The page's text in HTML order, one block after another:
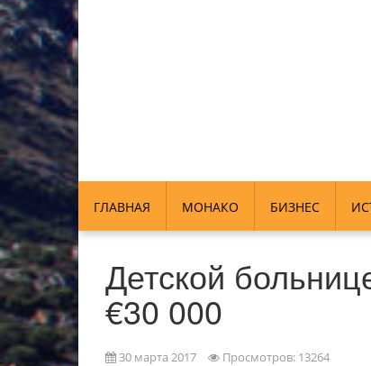
ГЛАВНАЯ МОНАКО БИЗНЕС
Детской
€30 000
30 марта 2017 Просмотров: 13264